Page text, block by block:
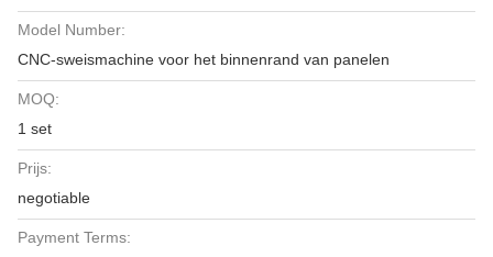
Model Number:
CNC-sweismachine voor het binnenrand van panelen
MOQ:
1 set
Prijs:
negotiable
Payment Terms: